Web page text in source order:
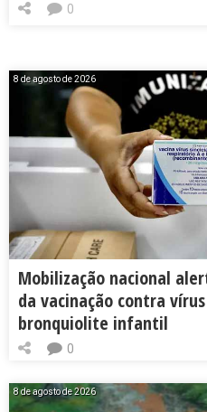
0
8 de agosto de 2026
Mobilização nacional
da vacinação contra
bronquiolite infantil
0
8 de agosto de 2026